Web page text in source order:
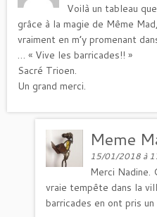
Voilà un tableau
grâce à la magie de Même
vraiment en m’y promenant
… « Vive les barricades!! »
Sacré Trioen.
Un grand merci.
Meme
15/01/2018 à
Merci
vraie tempête dans la
barricades en ont pris